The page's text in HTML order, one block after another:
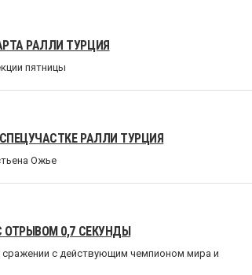
РАЛЛИ ТУРЦИЯ
пятницы
РАЛЛИ ТУРЦИЯ
Ожье
ОТРЫВОМ 0,7 СЕКУНДЫ
с действующим чемпионом мира и